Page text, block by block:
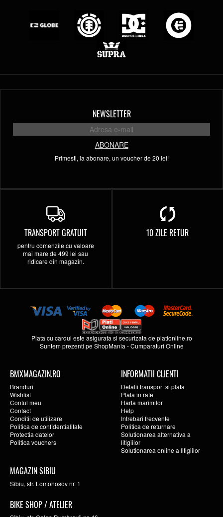
NEWSLETTER
ABONARE
Primesti, la abonare, un voucher de 20 lei!
TRANSPORT GRATUIT
pentru comenzile cu valoare
mai mare de 499 lei sau
ridicare din magazin.
10 ZILE RETUR
Plata cu cardul este asigurata si securizata deplationline.ro
Suntem prezenti peShopMania -Cumparaturi Online
BMXMAGAZIN.RO
Branduri
Wishlist
Contul meu
Contact
Conditii de utilizare
Politica de confidentialitate
Protectia datelor
Politica vouchers
INFORMATII CLIENTI
Detalii transport si plata
Plata in rate
Harta marimilor
Help
Intrebari frecvente
Politica de returnare
Solutionarea alternativa a
litigiilor
Solutionarea online a litigiilor
MAGAZIN SIBIU
Sibiu, str. Lomonosov nr. 1
BIKE SHOP / ATELIER